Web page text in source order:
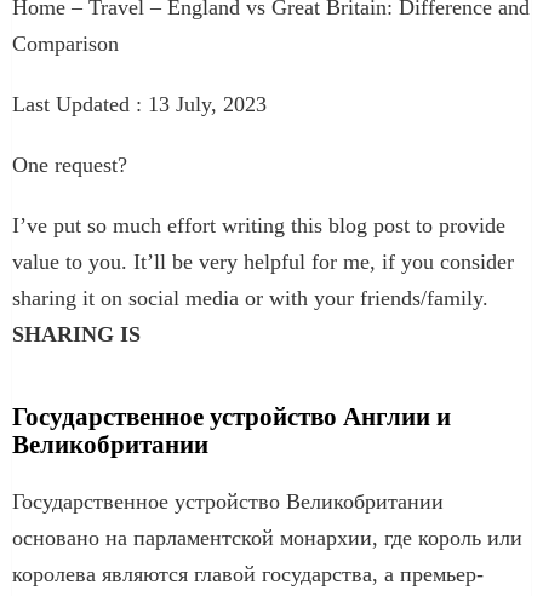
Home – Travel – England vs Great Britain: Difference and
Comparison
Last Updated : 13 July, 2023
One request?
I’ve put so much effort writing this blog post to provide
value to you. It’ll be very helpful for me, if you consider
sharing it on social media or with your friends/family.
SHARING IS ️
Государственное устройство Англии и
Великобритании
Государственное устройство Великобритании
основано на парламентской монархии, где король или
королева являются главой государства, а премьер-